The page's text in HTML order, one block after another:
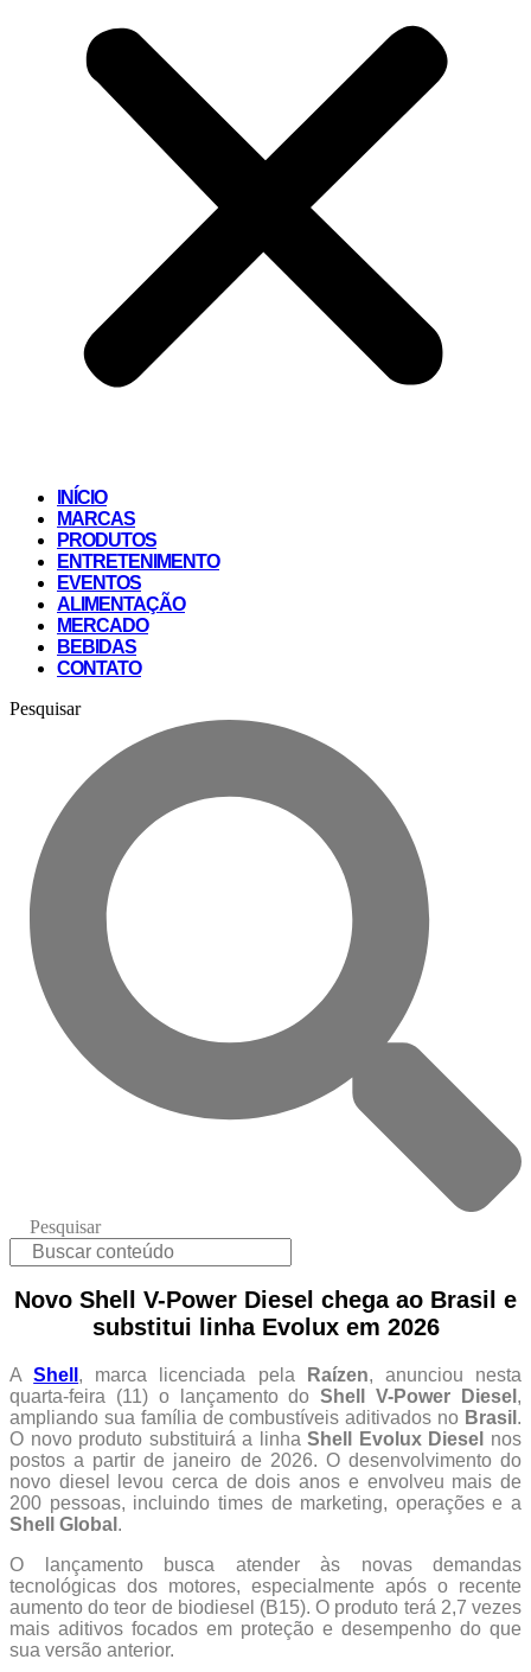
INÍCIO
MARCAS
PRODUTOS
ENTRETENIMENTO
EVENTOS
ALIMENTAÇÃO
MERCADO
BEBIDAS
CONTATO
Pesquisar
Pesquisar
Novo Shell V-Power Diesel chega ao Brasil e
substitui linha Evolux em 2026
AShell , marca licenciada pela Raízen, anunciou nesta
quarta-feira (11) o lançamento doShell V-Power Diesel ,
ampliando sua família de combustíveis aditivados no Brasil .
O novo produto substituirá a linhaShell Evolux Diesel
nos
postos a partir de janeiro de 2026. O desenvolvimento do
novo diesel levou cerca de dois anos e envolveu mais de
200 pessoas, incluindo times de marketing, operações e a
Shell Global .
O lançamento busca atender às novas demandas
tecnológicas dos motores, especialmente após o recente
aumento do teor de biodiesel (B15). O produto terá 2,7 vezes
mais aditivos focados em proteção e desempenho do que
sua versão anterior.